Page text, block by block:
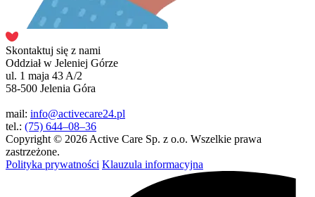
Skontaktuj się z nami
Oddział w Jeleniej Górze
ul. 1 maja 43 A/2
58-500 Jelenia Góra
mail: info@activecare24.pl
tel.: (75) 644–08–36
Copyright © 2026 Active Care Sp. z o.o. Wszelkie prawa
zastrzeżone.
Polityka prywatności Klauzula informacyjna